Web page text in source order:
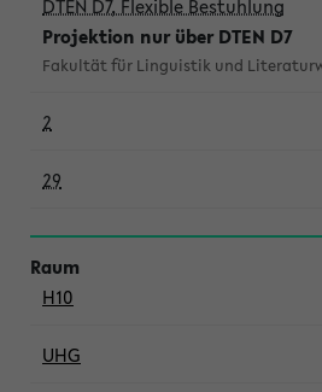
DTEN D7, Flexible Bestuhlung
Projektion nur über DTEN D7
Fakultät für Linguistik und
2
29
H10
UHG